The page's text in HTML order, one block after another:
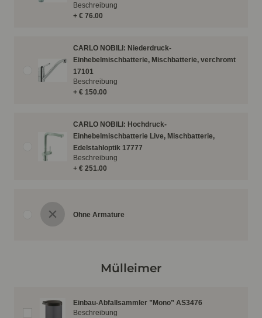
+ € 76.00
Beschreibung
CARLO NOBILI: Niederdruck-
Einhebelmischbatterie, Mischbatterie, verchromt
17101
+ € 150.00
Beschreibung
CARLO NOBILI: Hochdruck-
Einhebelmischbatterie Live, Mischbatterie,
Edelstahloptik 17777
+ € 251.00
Beschreibung
Ohne Armature
Mülleimer
Einbau-Abfallsammler ”Mono” AS3476
Beschreibung